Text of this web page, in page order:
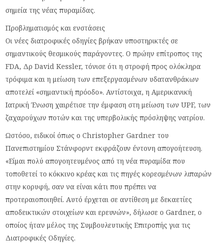
σημεία της νέας πυραμίδας.
Προβληματισμός και ενστάσεις
Οι νέες διατροφικές οδηγίες βρήκαν υποστηρικτές σε
σημαντικούς θεσμικούς παράγοντες. Ο πρώην επίτροπος της
FDA, Δρ David Kessler, τόνισε ότι η στροφή προς ολόκληρα
τρόφιμα και η μείωση των επεξεργασμένων υδατανθράκων
αποτελεί «σημαντική πρόοδο». Αντίστοιχα, η Αμερικανική
Ιατρική Ένωση χαιρέτισε την έμφαση στη μείωση των UPF, των
ζαχαρούχων ποτών και της υπερβολικής πρόσληψης νατρίου.
Ωστόσο, ειδικοί όπως ο Christopher Gardner του
Πανεπιστημίου Στάνφορντ εκφράζουν έντονη απογοήτευση.
«Είμαι πολύ απογοητευμένος από τη νέα πυραμίδα που
τοποθετεί το κόκκινο κρέας και τις πηγές κορεσμένων λιπαρών
στην κορυφή, σαν να είναι κάτι που πρέπει να
προτεραιοποιηθεί. Αυτό έρχεται σε αντίθεση με δεκαετίες
αποδεικτικών στοιχείων και ερευνών», δήλωσε ο Gardner, ο
οποίος ήταν μέλος της Συμβουλευτικής Επιτροπής για τις
Διατροφικές Οδηγίες.